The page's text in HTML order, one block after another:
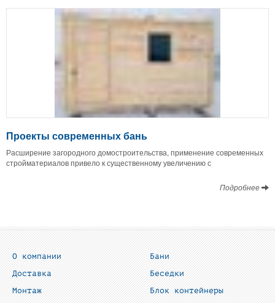
Проекты современных бань
Расширение загородного домостроительства, применение современных
стройматериалов привело к существенному увеличению с
Подробнее
О компании
Доставка
Монтаж
Бани
Беседки
Блок контейнеры